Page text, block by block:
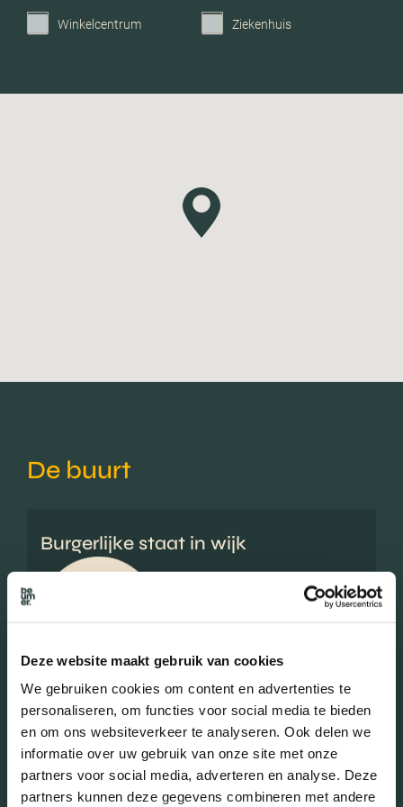
Deze website maakt gebruik van cookies
We gebruiken cookies om content en advertenties te
personaliseren, om functies voor social media te bieden
en om ons websiteverkeer te analyseren. Ook delen we
informatie over uw gebruik van onze site met onze
partners voor social media, adverteren en analyse. Deze
partners kunnen deze gegevens combineren met andere
Winkelcentrum Ziekenhuis
De buurt
Burgerlijke staat in wijk
Ongehuwd (40.02%)
Gescheiden (6.49%)
Leeftijd in wijk